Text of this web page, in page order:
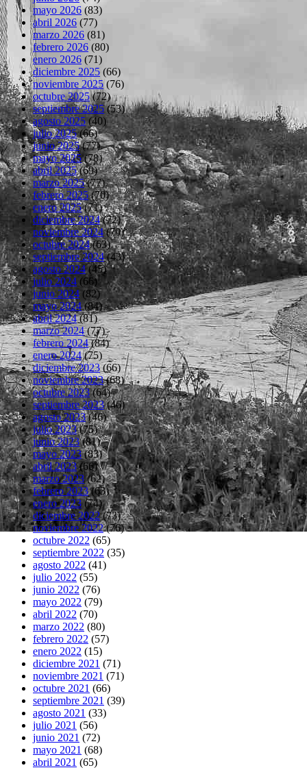
mayo 2026 (83)
abril 2026 (77)
marzo 2026 (81)
febrero 2026 (80)
enero 2026 (71)
diciembre 2025 (66)
noviembre 2025 (76)
octubre 2025(72)
septiembre 2025(53)
agosto 2025(40)
julio 2025(66)
junio 2025(77)
mayo 2025(78)
abril 2025(69)
marzo 2025(77)
febrero 2025(70)
enero 2025(71)
diciembre 2024(72)
noviembre 2024(70)
octubre 2024(63)
septiembre 2024(43)
agosto 2024(45)
julio 2024 (66)
junio 2024 (82)
mayo 2024(84)
abril 2024(81)
marzo 2024(77)
febrero 2024(84)
enero 2024(75)
diciembre 2023(66)
noviembre 2023(68)
octubre 2023(64)
septiembre 2023(46)
agosto 2023(46)
julio 2023(75)
junio 2023(81)
mayo 2023(83)
abril 2023(66)
marzo 2023(62)
febrero 2023(63)
enero 2023(74)
diciembre 2022(73)
noviembre 2022(76)
octubre 2022 (65)
septiembre 2022 (35)
agosto 2022 (41)
julio 2022 (55)
junio 2022 (76)
mayo 2022 (79)
abril 2022 (70)
marzo 2022 (80)
febrero 2022 (57)
enero 2022 (15)
diciembre 2021 (71)
noviembre 2021 (71)
octubre 2021 (66)
septiembre 2021 (39)
agosto 2021 (33)
julio 2021 (56)
junio 2021 (72)
mayo 2021 (68)
abril 2021 (65)